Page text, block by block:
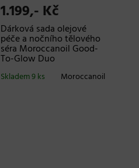
1.199,- Kč
Dárková sada olejové
péče a nočního tělového
séra Moroccanoil Good-
To-Glow Duo
Moroccanoil
Skladem 9 ks